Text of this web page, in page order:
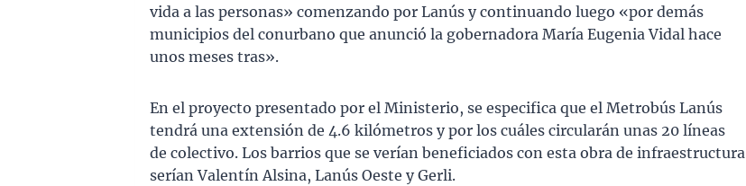
vida a las personas» comenzando por Lanús y continuando luego «por demás
municipios del conurbano que anunció la gobernadora María Eugenia Vidal hace
unos meses tras».
En el proyecto presentado por el Ministerio, se especifica que el Metrobús Lanús
tendrá una extensión de 4.6 kilómetros y por los cuáles circularán unas 20 líneas
de colectivo. Los barrios que se verían beneficiados con esta obra de infraestructura
serían Valentín Alsina, Lanús Oeste y Gerli.